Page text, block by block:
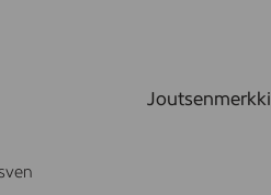
Joutsenmerkki